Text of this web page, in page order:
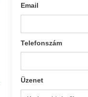
Email
Telefonszám
Üzenet